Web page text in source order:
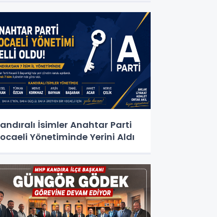
İsimler Anahtar Parti
Yönetiminde Yerini Aldı